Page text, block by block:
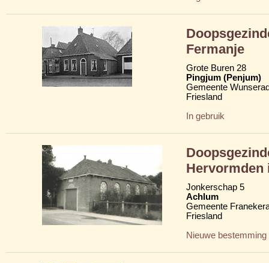
Fermanje
Grote Buren 28
Pingjum (Penjum)
Gemeente
Friesland
In gebruik
Hervormden
Jonkerschap 5
Achlum
Gemeente
Friesland
Nieuwe bestemming